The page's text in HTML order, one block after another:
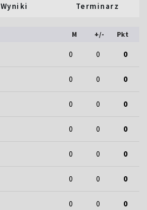
Wyniki Terminarz
M +/- Pkt
0 0 0
0 0 0
0 0 0
0 0 0
0 0 0
0 0 0
0 0 0